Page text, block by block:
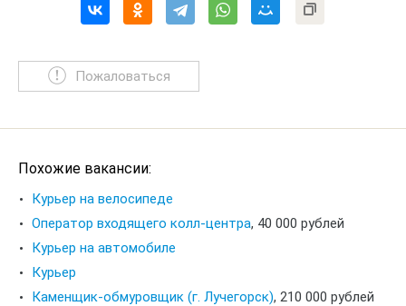
Пожаловаться
Похожие вакансии:
Курьер на велосипеде
Оператор входящего колл-центра, 40 000 рублей
Курьер на автомобиле
Курьер
Каменщик-обмуровщик (г. Лучегорск), 210 000 рублей